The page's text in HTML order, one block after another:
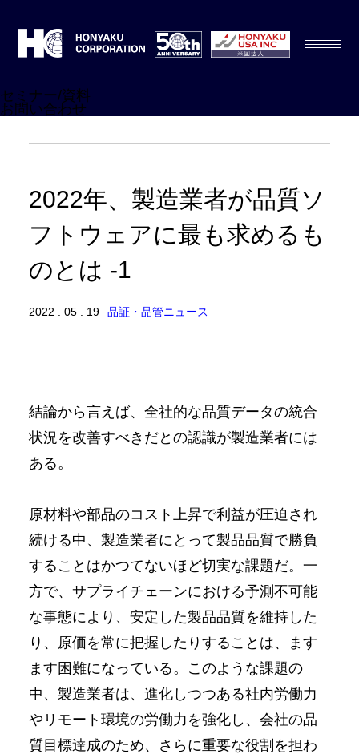
セミナー/資料
お問い合わせ
2022年、製造業者が品質ソ
フトウェアに最も求めるも
のとは -1
2022 . 05 . 19 品証・品管ニュース
結論から言えば、全社的な品質データの統合
状況を改善すべきだとの認識が製造業者には
ある。
原材料や部品のコスト上昇で利益が圧迫され
続ける中、製造業者にとって製品品質で勝負
することはかつてないほど切実な課題だ。一
方で、サプライチェーンにおける予測不可能
な事態により、安定した製品品質を維持した
り、原価を常に把握したりすることは、ます
ます困難になっている。このような課題の
中、製造業者は、進化しつつある社内労働力
やリモート環境の労働力を強化し、会社の品
質目標達成のため、さらに重要な役割を担わ